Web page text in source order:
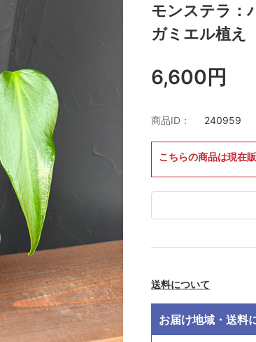
モンステラ：
ガミエル植え
6,600円
商品ID： 240959
こちらの商品は現在
送料について
お届け地域・送料